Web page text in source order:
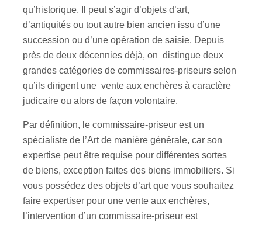
qu’historique. Il peut s’agir d’objets d’art,
d’antiquités ou tout autre bien ancien issu d’une
succession ou d’une opération de saisie. Depuis
près de deux décennies déjà, on distingue deux
grandes catégories de commissaires-priseurs selon
qu’ils dirigent une vente aux enchères à caractère
judicaire ou alors de façon volontaire.
Par définition, le commissaire-priseur est un
spécialiste de l’Art de manière générale, car son
expertise peut être requise pour différentes sortes
de biens, exception faites des biens immobiliers. Si
vous possédez des objets d’art que vous souhaitez
faire expertiser pour une vente aux enchères,
l’intervention d’un commissaire-priseur est